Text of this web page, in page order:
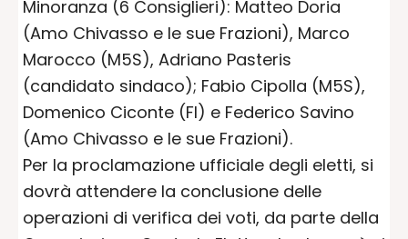
Minoranza (6 Consiglieri): Matteo Doria
(Amo Chivasso e le sue Frazioni), Marco
Marocco (M5S), Adriano Pasteris
(candidato sindaco); Fabio Cipolla (M5S),
Domenico Ciconte (FI) e Federico Savino
(Amo Chivasso e le sue Frazioni).
Per la proclamazione ufficiale degli eletti, si
dovrà attendere la conclusione delle
operazioni di verifica dei voti, da parte della